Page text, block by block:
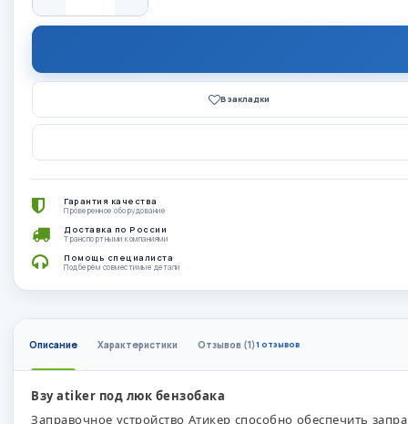
В закладки
Гарантия качества
Проверенное оборудование
Доставка по России
Транспортными компаниями
Помощь специалиста
Подберём совместимые детали
Описание Характеристики Отзывов (1)1 отзывов
Взу atiker под люк бензобака
Заправочное устройство Атикер способно обеспечить